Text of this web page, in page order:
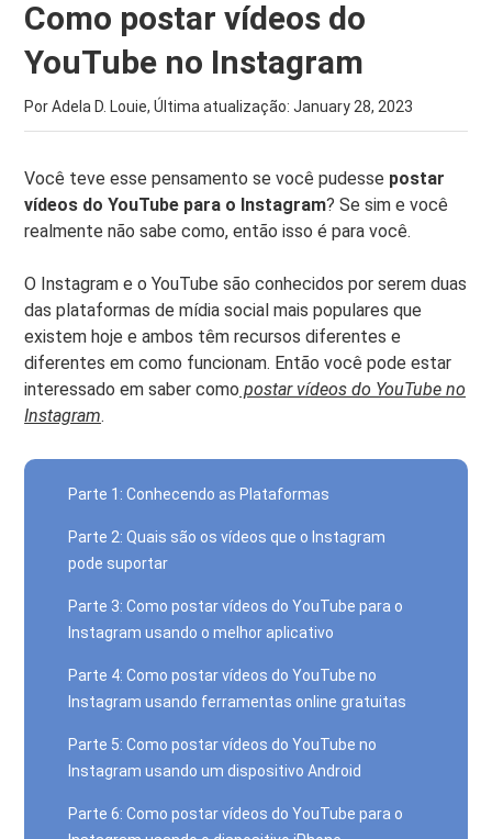
Como postar vídeos do
YouTube no Instagram
Por Adela D. Louie, Última atualização:January 28, 2023
Você teve esse pensamento se você pudesse postar
vídeos do YouTube para o Instagram? Se sim e você
realmente não sabe como, então isso é para você.
O Instagram e o YouTube são conhecidos por serem duas
das plataformas de mídia social mais populares que
existem hoje e ambos têm recursos diferentes e
diferentes em como funcionam. Então você pode estar
interessado em saber como postar vídeos do YouTube no
Instagram.
Parte 1: Conhecendo as Plataformas
Parte 2: Quais são os vídeos que o Instagram
pode suportar
Parte 3: Como postar vídeos do YouTube para o
Instagram usando o melhor aplicativo
Parte 4: Como postar vídeos do YouTube no
Instagram usando ferramentas online gratuitas
Parte 5: Como postar vídeos do YouTube no
Instagram usando um dispositivo Android
Parte 6: Como postar vídeos do YouTube para o